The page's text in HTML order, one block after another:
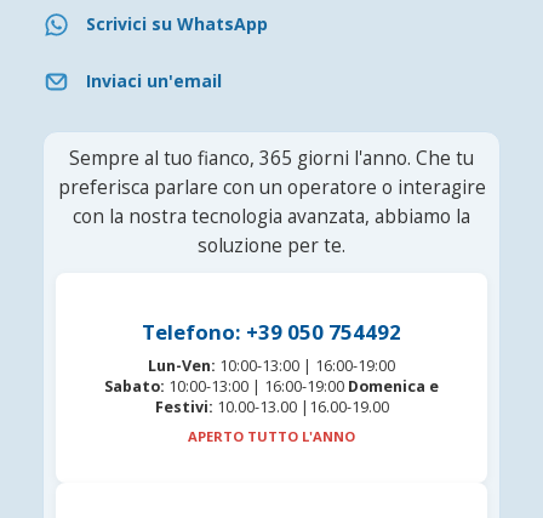
Scrivici su WhatsApp
Inviaci un'email
Sempre al tuo fianco, 365 giorni l'anno. Che tu
preferisca parlare con un operatore o interagire
con la nostra tecnologia avanzata, abbiamo la
soluzione per te.
Telefono: +39 050 754492
Lun-Ven: 10:00-13:00 | 16:00-19:00
Sabato: 10:00-13:00 | 16:00-19:00 Domenica e
Festivi: 10.00-13.00 |16.00-19.00
APERTO TUTTO L'ANNO